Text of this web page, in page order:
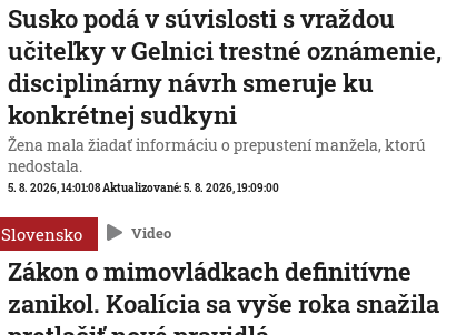
Susko podá v súvislosti s vraždou
učiteľky v Gelnici trestné oznámenie,
disciplinárny návrh smeruje ku
konkrétnej sudkyni
Žena mala žiadať informáciu o prepustení manžela, ktorú
nedostala.
5. 8. 2026, 14:01:08Aktualizované:5. 8. 2026, 19:09:00
Slovensko Video
Zákon o mimovládkach definitívne
zanikol. Koalícia sa vyše roka snažila